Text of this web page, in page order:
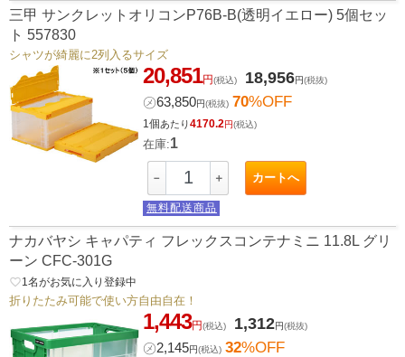
三甲 サンクレットオリコンP76B-B(透明イエロー) 5個セッ
ト 557830
シャツが綺麗に2列入るサイズ
20,851円(税込) 18,956円(税抜)
㋱63,850円(税抜) 70%OFF
1個あたり4170.2円(税込)
在庫:1
－ ＋ カートへ
無料配送商品
ナカバヤシ キャパティ フレックスコンテナミニ 11.8L グリ
ーン CFC-301G
favorite_border1 名がお気に入り登録中
折りたたみ可能で使い方自由自在！
1,443円(税込) 1,312円(税抜)
㋱2,145円(税込) 32%OFF